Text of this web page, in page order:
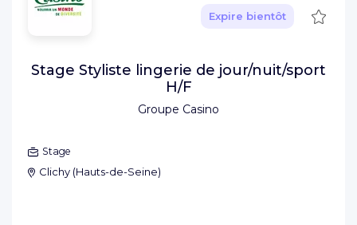
Groupe Casino
Expire bientôt
Stage Styliste lingerie de jour/nuit/sport
H/F
Stage
Clichy (Hauts-de-Seine)